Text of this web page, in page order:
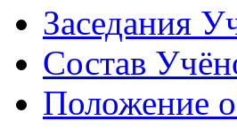
Заседания
Состав
Положение